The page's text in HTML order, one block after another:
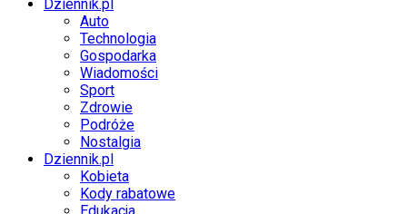
Dziennik.pl
Auto
Technologia
Gospodarka
Wiadomości
Sport
Zdrowie
Podróże
Nostalgia
Dziennik.pl
Kobieta
Kody rabatowe